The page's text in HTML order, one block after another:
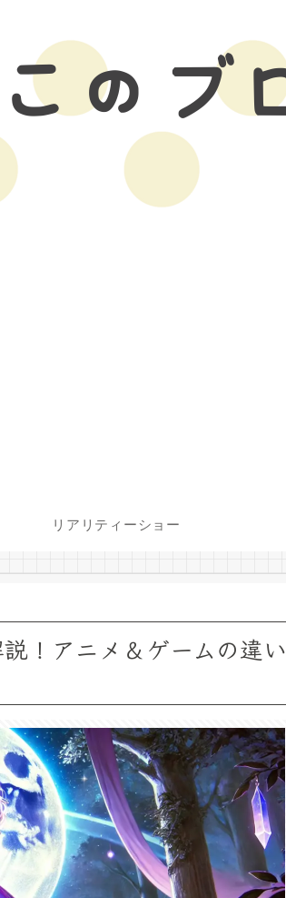
リアリティーショー
！アニメ＆ゲームの違い